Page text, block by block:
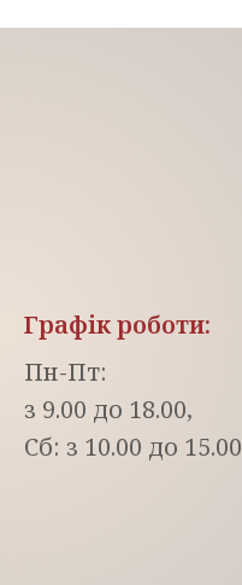
Графік роботи:
Пн-Пт:
з 9.00 до 18.00,
Сб: з 10.00 до 15.00